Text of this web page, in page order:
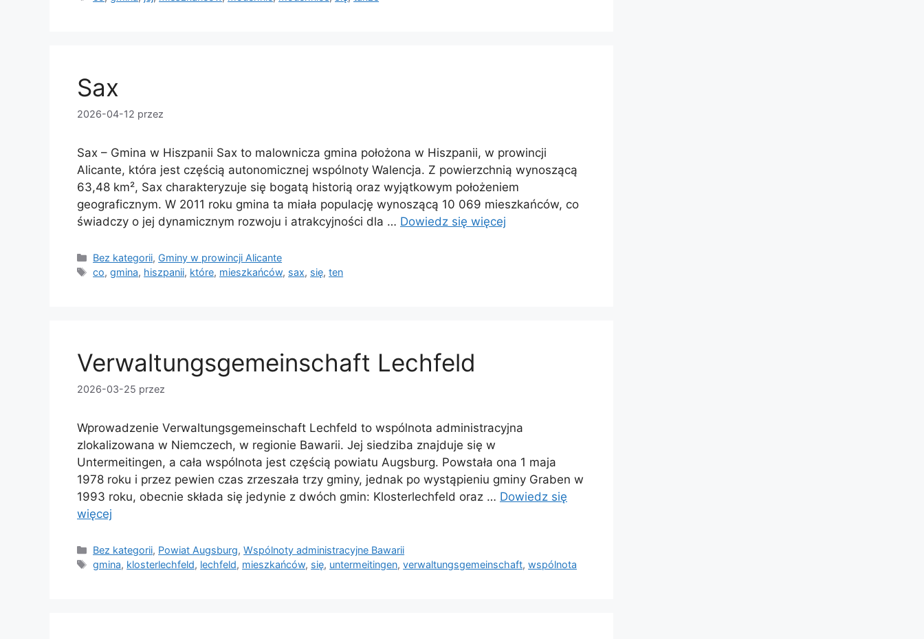
Sax
2026-04-12 przez
Sax – Gmina w Hiszpanii Sax to malownicza gmina położona w Hiszpanii, w prowincji
Alicante, która jest częścią autonomicznej wspólnoty Walencja. Z powierzchnią wynoszącą
63,48 km², Sax charakteryzuje się bogatą historią oraz wyjątkowym położeniem
geograficznym. W 2011 roku gmina ta miała populację wynoszącą 10 069 mieszkańców, co
świadczy o jej dynamicznym rozwoju i atrakcyjności dla … Dowiedz się więcej
Kategorie
Bez kategorii, Gminy w prowincji Alicante
Tagi
co,gmina, hiszpanii, które, mieszkańców, sax, się,ten
Verwaltungsgemeinschaft Lechfeld
2026-03-25 przez
Wprowadzenie Verwaltungsgemeinschaft Lechfeld to wspólnota administracyjna
zlokalizowana w Niemczech, w regionie Bawarii. Jej siedziba znajduje się w
Untermeitingen, a cała wspólnota jest częścią powiatu Augsburg. Powstała ona 1 maja
1978 roku i przez pewien czas zrzeszała trzy gminy, jednak po wystąpieniu gminy Graben w
1993 roku, obecnie składa się jedynie z dwóch gmin: Klosterlechfeld oraz … Dowiedz się
więcej
Kategorie
Bez kategorii, Powiat Augsburg,Wspólnoty administracyjne Bawarii
Tagi
gmina, klosterlechfeld, lechfeld, mieszkańców, się, untermeitingen,verwaltungsgemeinschaft,wspólnota